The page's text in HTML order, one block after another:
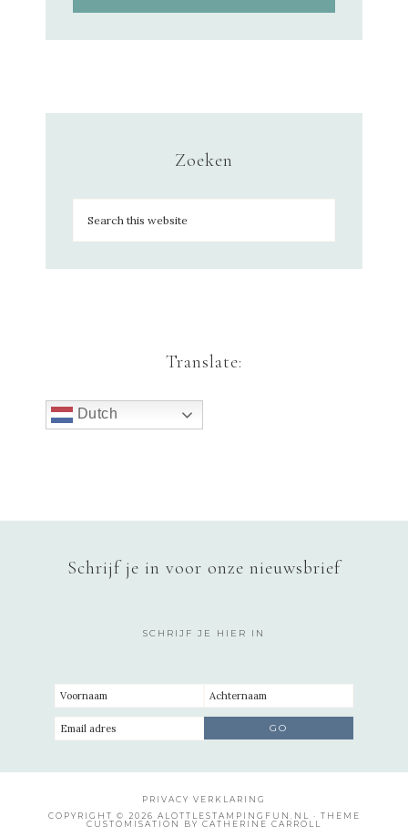
Zoeken
Translate:
Dutch
Schrijf je in voor onze nieuwsbrief
SCHRIJF JE HIER IN
PRIVACY VERKLARING
COPYRIGHT © 2026 ALOTTLESTAMPINGFUN.NL · THEME
CUSTOMISATION BY CATHERINE CARROLL